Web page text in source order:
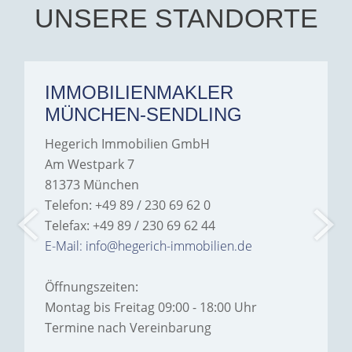
Hegerich Immobilien to
anyone looking for a home.
UNSERE STANDORTE
IMMOBILIENMAKLER
MÜNCHEN-SENDLING
Hegerich Immobilien GmbH
Am Westpark 7
81373 München
Telefon: +49 89 / 230 69 62 0
Telefax: +49 89 / 230 69 62 44
E-Mail: info@hegerich-immobilien.de
Öffnungszeiten:
Montag bis Freitag 09:00 - 18:00 Uhr
Termine nach Vereinbarung